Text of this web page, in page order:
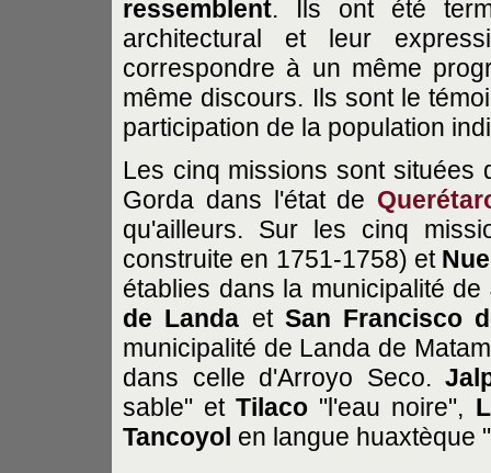
ressemblent. Ils ont été
architectural et leur
correspondre à un même
même discours. Ils sont le
participation de la population
Les cinq missions sont situées
Gorda dans l'état de
qu'ailleurs. Sur les cinq
construite en 1751-1758) et
établies dans la municipalité
de Landa et San Francisco
municipalité de Landa de
dans celle d'Arroyo Seco.
sable" etTilaco "l'eau noire",
Tancoyol en langue huaxtèque